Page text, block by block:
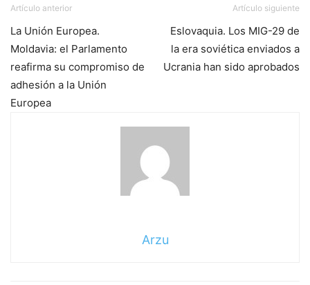
Artículo anterior
La Unión Europea.
Moldavia: el Parlamento
reafirma su compromiso de
adhesión a la Unión
Europea
Artículo siguiente
Eslovaquia. Los MIG-29 de
la era soviética enviados a
Ucrania han sido aprobados
Arzu